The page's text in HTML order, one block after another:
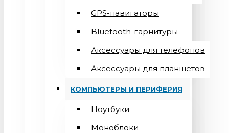
GPS-навигаторы
Bluetooth-гарнитуры
Аксессуары для телефонов
Аксессуары для планшетов
КОМПЬЮТЕРЫ И ПЕРИФЕРИЯ
Ноутбуки
Моноблоки